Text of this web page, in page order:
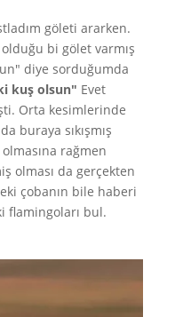
göleti ararken.
bi gölet varmış
diye sorduğumda
kuş olsun" Evet
Orta kesimlerinde
buraya sıkışmış
rağmen
olması da gerçekten
çobanın bile haberi
flamingoları bul.